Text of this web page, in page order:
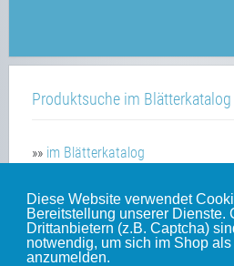
Diese Website verwendet
Bereitstellung unserer Dienste.
Drittanbietern (z.B. Captcha)
notwendig, um sich im Shop
anzumelden.
Produktsuche im Blätterkatalog
»» im Blätterkatalog
Unsere weiteren Websites